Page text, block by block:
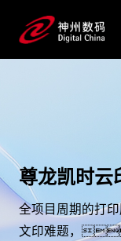
尊龙凯时云
全项目周期的打
文印难题，